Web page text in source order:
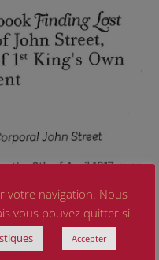
votre navigation. Nous
vous pouvez quitter si
Accepter